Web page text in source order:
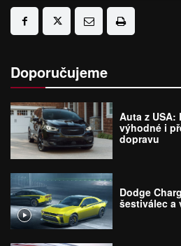
Doporučujeme
Auta z USA:
výhodné i
dopravu
Dodge
šestiválec a